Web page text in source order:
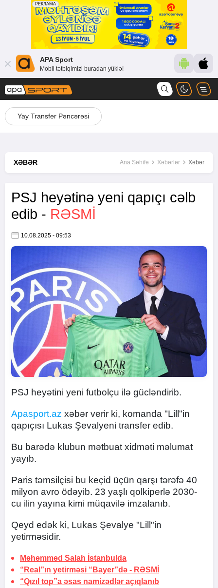
APA Sport
Mobil tətbiqimizi buradan yüklə!
Yay Transfer Pəncərəsi
XƏBƏR Ana Səhifə Xəbərlər Xəbər
PSJ heyətinə yeni qapıçı cəlb
edib - RƏSMİ
10.08.2025 - 09:53
PSJ heyətini yeni futbolçu ilə gücləndirib.
Apasport.az xəbər verir ki, komanda "Lill"in
qapıçısı Lukas Şevalyeni transfer edib.
Bu barədə klubun mətbuat xidməti məlumat
yayıb.
Paris təmsilçisi bu keçid üçün qarşı tərəfə 40
milyon avro ödəyib. 23 yaşlı qolkiperlə 2030-
cu ilin yayına kimi müqavilə imzalanıb.
Qeyd edək ki, Lukas Şevalye "Lill"in
yetirməsidir.
Məhəmməd Salah İstanbulda
“Real”ın yetirməsi “Bayer”də - RƏSMİ
“Qızıl top”a əsas namizədlər açıqlanıb